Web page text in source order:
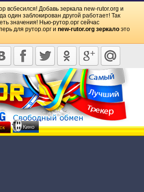
всбесился! Добавь зеркала new-rutor.org и
один заблокирован другой работает! Так
значения! Нью-рутор.орг сейчас
для рутор.орг и new-rutor.org зеркало это